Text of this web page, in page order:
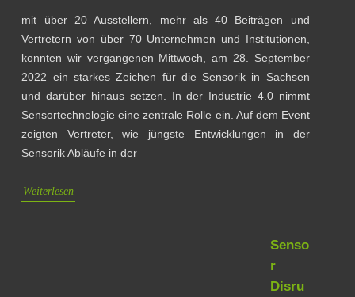
mit über 20 Ausstellern, mehr als 40 Beiträgen und
Vertretern von über 70 Unternehmen und Institutionen,
konnten wir vergangenen Mittwoch, am 28. September
2022 ein starkes Zeichen für die Sensorik in Sachsen
und darüber hinaus setzen. In der Industrie 4.0 nimmt
Sensortechnologie eine zentrale Rolle ein. Auf dem Event
zeigten Vertreter, wie jüngste Entwicklungen in der
Sensorik Abläufe in der
Weiterlesen
Senso
r
Disru